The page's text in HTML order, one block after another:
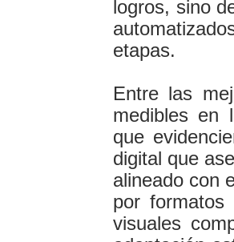
logros, sino
etapas.
Entre las
medibles en
que
digital que
alineado con
por formatos
visuales